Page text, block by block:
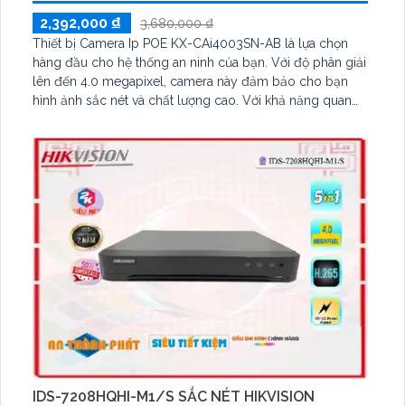
2,392,000 ₫
3,680,000 ₫
Thiết bị Camera Ip POE KX-CAi4003SN-AB là lựa chọn
hàng đầu cho hệ thống an ninh của bạn. Với độ phân giải
lên đến 4.0 megapixel, camera này đảm bảo cho bạn
hình ảnh sắc nét và chất lượng cao. Với khả năng quan
không bỏ lỡ bất kỳ sự kiện nào xảy ra vào ban đêm
IDS-7208HQHI-M1/S SẮC NÉT HIKVISION